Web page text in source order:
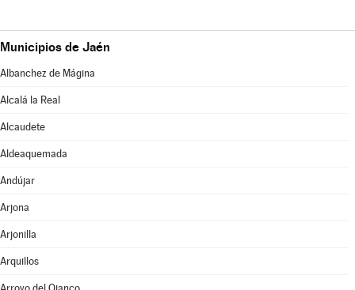
Municipios de Jaén
Albanchez de Mágina
Alcalá la Real
Alcaudete
Aldeaquemada
Andújar
Arjona
Arjonilla
Arquillos